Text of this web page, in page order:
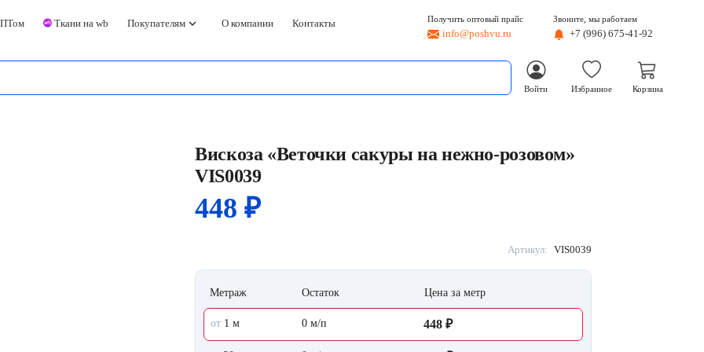
Ткани на wb Покупателямkeyboard_arrow_down О компании Контакты Получить оптовый прайс
info@poshvu.ru
Звоните, мы работаем
+7 (996) 675-41-92
Войти Избранное Корзина
Вискоза «Веточки сакуры на нежно-розовом»
VIS0039
448 ₽
Артикул: VIS0039
Метраж Остаток Цена за метр
от 1 м 0 м/п 448 ₽